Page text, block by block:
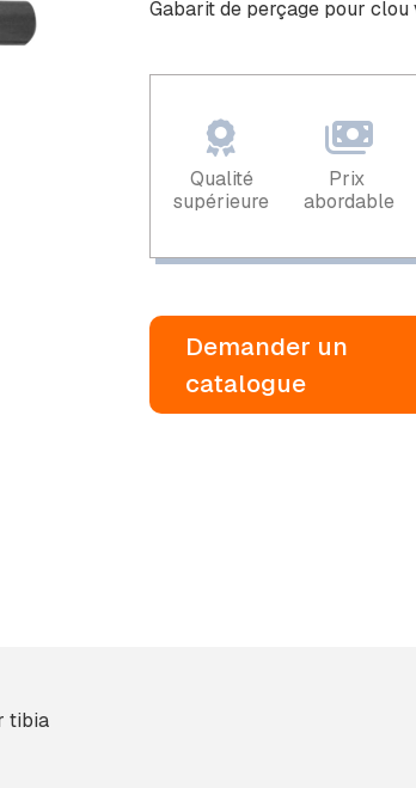
Gabarit de perçage pour
Qualité
supérieure
Prix ​​
abordable
Demander un
catalogue
tibia